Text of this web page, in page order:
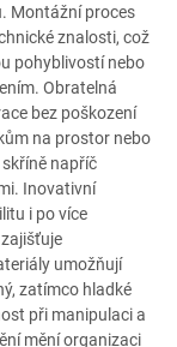
Montážní proces
znalosti, což
pohyblivostí nebo
Obratelná
bez poškození
na prostor nebo
napříč
Inovativní
i po více
umožňují
zatímco hladké
při manipulaci a
mění organizaci